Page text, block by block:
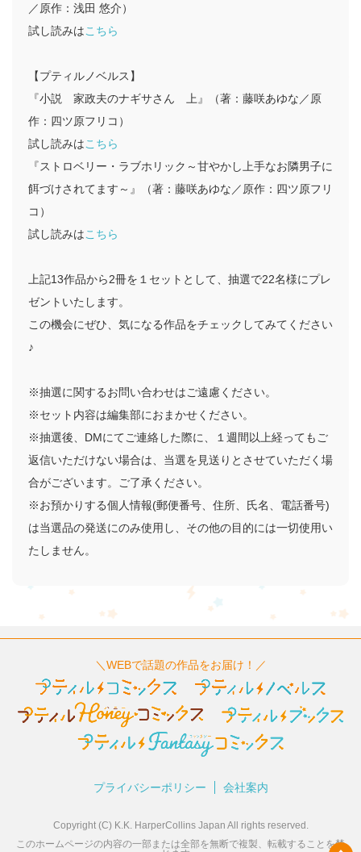
／原作：浅田 悠介）
試し読みはこちら
【プティルノベルス】
『小説 家政夫のナギサさん 上』（著：藤咲あゆな／原
作：四ツ原フリコ）
試し読みはこちら
『ストロベリー・ラブホリック～甘やかし上手なお隣男子に
餌づけされてます～』（著：藤咲あゆな／原作：四ツ原フリ
コ）
試し読みはこちら
上記13作品から2冊を１セットとして、抽選で22名様にプレ
ゼントいたします。
この機会にぜひ、気になる作品をチェックしてみてください
♪
※抽選に関するお問い合わせはご遠慮ください。
※セット内容は編集部におまかせください。
※抽選後、DMにてご連絡した際に、１週間以上経ってもご
返信いただけない場合は、当選を見送りとさせていただく場
合がございます。ご了承ください。
※お預かりする個人情報(郵便番号、住所、氏名、電話番号)
は当選品の発送にのみ使用し、その他の目的には一切使用い
たしません。
＼WEBで話題の作品をお届け！／
プライバシーポリシー 会社案内
Copyright (C) K.K. HarperCollins Japan All rights reserved.
このホームページの内容の一部または全部を無断で複製、転載することを禁